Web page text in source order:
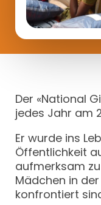
Der «National
jedes Jahr am
Er wurde ins
Öffentlichkeit
aufmerksam
Mädchen in
konfrontiert